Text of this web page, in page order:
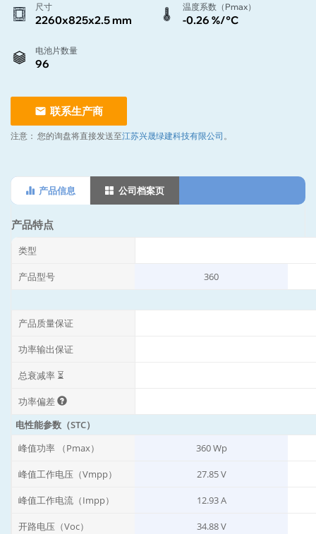
尺寸
2260x825x2.5 mm
温度系数（Pmax）
-0.26 %/°C
电池片数量
96
联系生产商
注意： 您的询盘将直接发送至江苏兴晟绿建科技有限公司 。
产品信息 公司档案页
产品特点
类型
产品型号 360
产品质量保证
功率输出保证
总衰减率 ⏳
功率偏差
电性能参数（STC）
峰值功率 （Pmax）
360 Wp
峰值工作电压（Vmpp） 27.85 V
峰值工作电流（Impp） 12.93 A
开路电压（Voc） 34.88 V